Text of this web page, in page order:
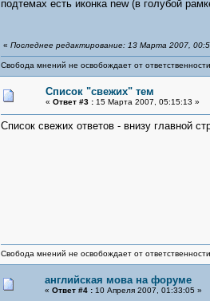
подтемах есть иконка new (в голубой
« Последнее редактирование: 13 Марта 2007,
Свобода мнений не освобождает от
Список "свежих" тем
« Ответ #3 :15 Марта 2007, 05:15:13 »
Список свежих ответов - внизу главной
Свобода мнений не освобождает от
английская мова на форуме
« Ответ #4 :10 Апреля 2007, 01:33:05 »